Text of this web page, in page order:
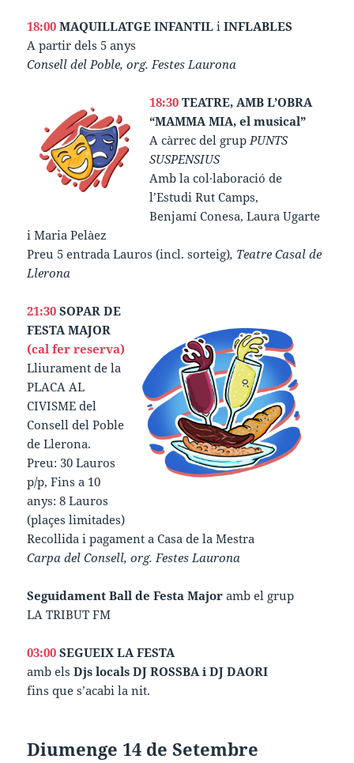
18:00 MAQUILLATGE INFANTIL iINFLABLES
A partir dels 5 anys
Consell del Poble, org. Festes Laurona
18:30 TEATRE, AMB L’OBRA
“MAMMA MIA, el musical”
A càrrec del grup PUNTS
SUSPENSIUS
Amb la col·laboració de
l’Estudi Rut Camps,
Benjamí Conesa, Laura Ugarte
i Maria Pelàez
Preu 5 entrada Lauros (incl. sorteig), Teatre Casal de
Llerona
21:30 SOPAR DE
FESTA MAJOR
(cal fer reserva)
Lliurament de la
PLACA AL
CIVISME del
Consell del Poble
de Llerona.
Preu: 30 Lauros
p/p, Fins a 10
anys: 8 Lauros
(plaçes limitades)
Recollida i pagament a Casa de la Mestra
Carpa del Consell, org. Festes Laurona
Seguidament Ball de Festa Major amb el grup
LA TRIBUT FM
03:00 SEGUEIX LA FESTA
amb elsDjs locals DJ ROSSBA i DJ DAORI
fins que s’acabi la nit.
Diumenge 14 de Setembre